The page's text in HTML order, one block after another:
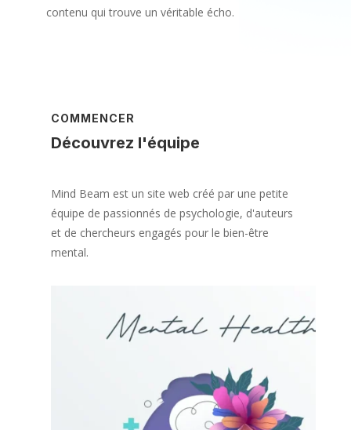
contenu qui trouve un véritable écho.
COMMENCER
Découvrez l'équipe
Mind Beam est un site web créé par une petite
équipe de passionnés de psychologie, d'auteurs
et de chercheurs engagés pour le bien-être
mental.